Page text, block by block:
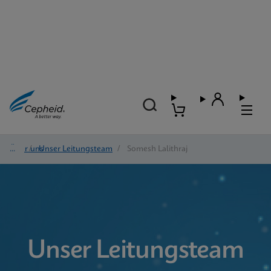
Über uns
/ Unser Leitungsteam / Somesh Lalithraj
Unser Leitungsteam